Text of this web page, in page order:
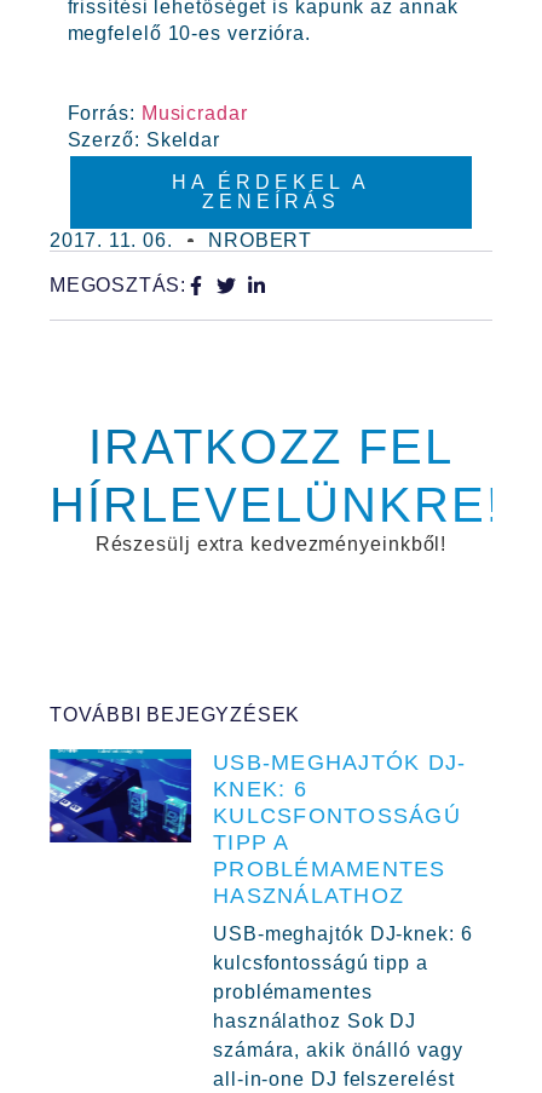
frissítési lehetőséget is kapunk az annak
megfelelő 10-es verzióra.
Forrás: Musicradar
Szerző: Skeldar
HA ÉRDEKEL A
ZENEÍRÁS
2017. 11. 06.
NROBERT
MEGOSZTÁS:
IRATKOZZ FEL
HÍRLEVELÜNKRE!
Részesülj extra kedvezményeinkből!
TOVÁBBI BEJEGYZÉSEK
USB-MEGHAJTÓK DJ-
KNEK: 6
KULCSFONTOSSÁGÚ
TIPP A
PROBLÉMAMENTES
HASZNÁLATHOZ
USB-meghajtók DJ-knek: 6
kulcsfontosságú tipp a
problémamentes
használathoz Sok DJ
számára, akik önálló vagy
all-in-one DJ felszerelést